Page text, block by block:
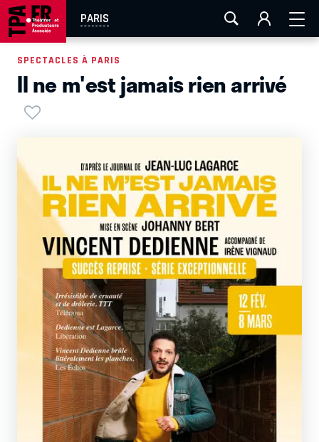
PARIS
AIX-MARSEILLE LA ROCHELLE
EN TOURNÉE
SPECTACLES À PARIS
Il ne m'est jamais rien arrivé